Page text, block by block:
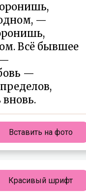
одном, —
Всё бывшее
—
вновь.
Вставить на фото
Красивый шрифт